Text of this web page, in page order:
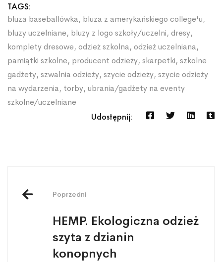
TAGS:
bluza baseballówka, bluza z amerykańskiego college'u,
bluzy uczelniane, bluzy z logo szkoły/uczelni, dresy,
komplety dresowe, odzież szkolna, odzież uczelniana,
pamiątki szkolne, producent odzieży, skarpetki, szkolne
gadżety, szwalnia odzieży, szycie odzieży, szycie odzieży
na wydarzenia, torby, ubrania/gadżety na eventy
szkolne/uczelniane
Udostępnij:
Poprzedni
HEMP. Ekologiczna odzież
szyta z dzianin
konopnych